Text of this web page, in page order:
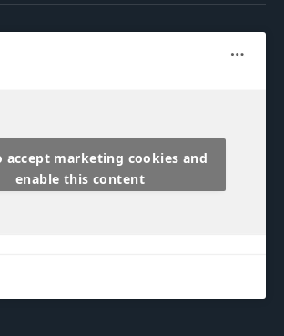
accept marketing cookies and
enable this content